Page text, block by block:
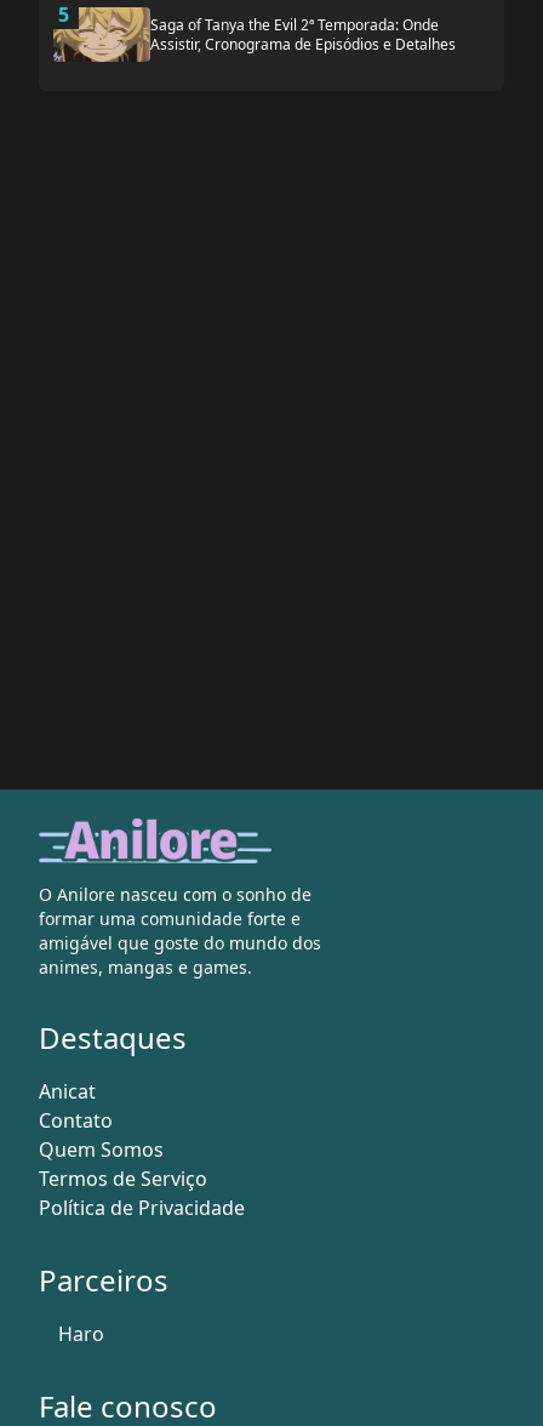
5
Saga of Tanya the Evil 2ª Temporada: Onde
Assistir, Cronograma de Episódios e Detalhes
O Anilore nasceu com o sonho de
formar uma comunidade forte e
amigável que goste do mundo dos
animes, mangas e games.
Destaques
Anicat
Contato
Quem Somos
Termos de Serviço
Política de Privacidade
Parceiros
Haro
Fale conosco